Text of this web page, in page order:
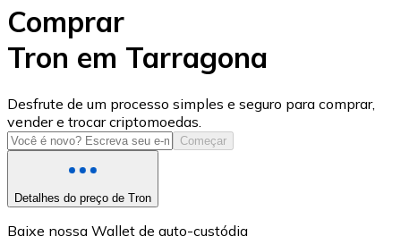
USD Coin
USDC
Comprar
Tron em Tarragona
Desfrute de um processo simples e seguro para comprar,
vender e trocar criptomoedas.
Começar
Detalhes do preço de Tron
Baixe nossa Wallet de auto-custódia